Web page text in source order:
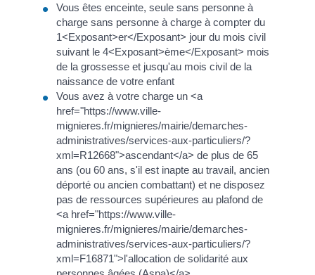
Vous êtes enceinte, seule sans personne à
charge sans personne à charge à compter du
1<Exposant>er</Exposant> jour du mois civil
suivant le 4<Exposant>ème</Exposant> mois
de la grossesse et jusqu'au mois civil de la
naissance de votre enfant
Vous avez à votre charge un <a
href="https://www.ville-
mignieres.fr/mignieres/mairie/demarches-
administratives/services-aux-particuliers/?
xml=R12668">ascendant</a> de plus de 65
ans (ou 60 ans, s'il est inapte au travail, ancien
déporté ou ancien combattant) et ne disposez
pas de ressources supérieures au plafond de
<a href="https://www.ville-
mignieres.fr/mignieres/mairie/demarches-
administratives/services-aux-particuliers/?
xml=F16871">l'allocation de solidarité aux